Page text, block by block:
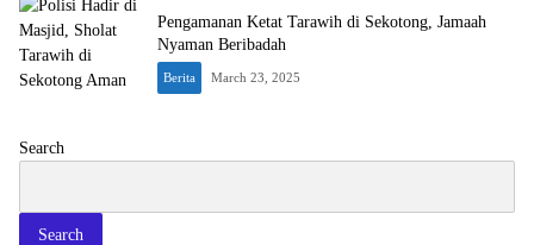
Pengamanan Ketat Tarawih di Sekotong, Jamaah
Nyaman Beribadah
Berita March 23, 2025
Search
Search